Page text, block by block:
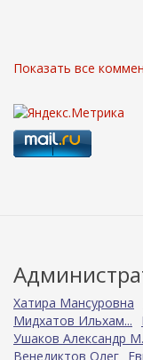
Показать все
Хатира Мансуровна
Мидхатов Ильхам...
Ушаков Александр М.
Венедиктов Олег